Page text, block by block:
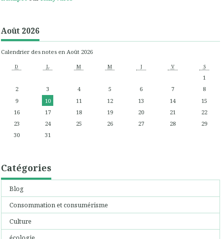
Août 2026
Calendrier des notes en Août 2026
D L M M J V S
1
2
3 4 5 6 7
8
9
10 11 12 13 14
15
16
17 18 19 20 21
22
23
24 25 26 27 28
29
30
31
Catégories
Blog
Consommation et consumérisme
Culture